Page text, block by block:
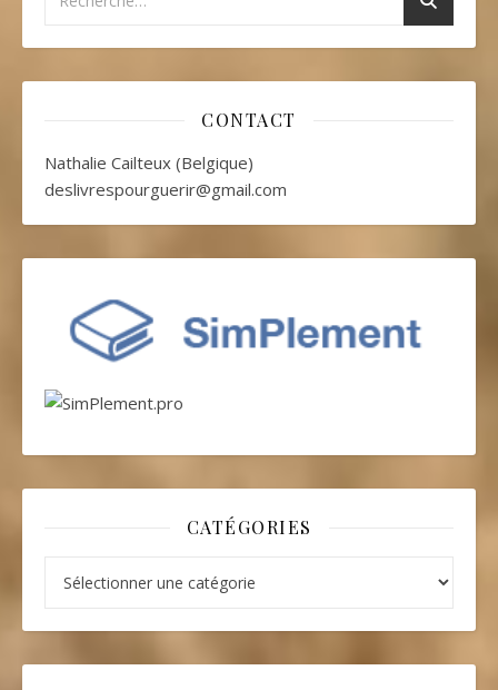
CONTACT
Nathalie Cailteux (Belgique)
deslivrespourguerir@gmail.com
CATÉGORIES